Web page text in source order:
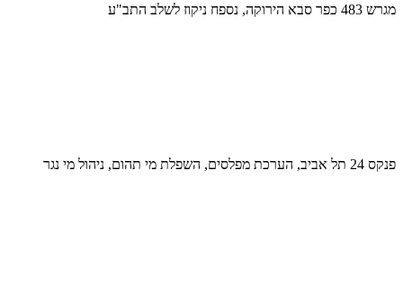
מגרש 483 כפר סבא הירוקה, נספח ניקוז לשלב התב"ע
פנקס 24 תל אביב, הערכת מפלסים, השפלת מי תהום, ניהול מי נגר